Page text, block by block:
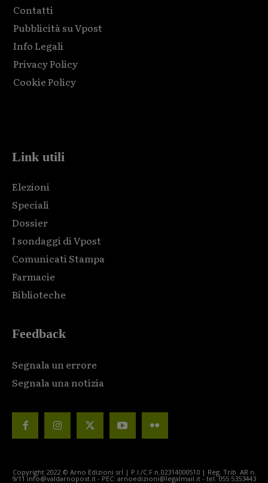
Contatti
Pubblicità su Vpost
Info Legali
Privacy Policy
Cookie Policy
Link utili
Elezioni
Speciali
Dossier
I sondaggi di Vpost
Comunicati Stampa
Farmacie
Biblioteche
Feedback
Segnala un errore
Segnala una notizia
Copyright 2022 © Arno Edizioni srl | P.I./C.F n.02314000510 | Reg. Trib. AR n.
9/11 info@valdarnopost.it - PEC: arnoedizioni@legalmail.it - tel. 055.5353443